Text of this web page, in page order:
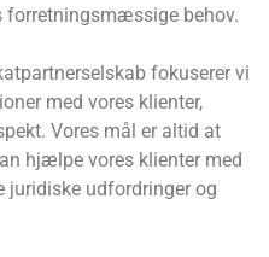
forretningsmæssige behov.
fokuserer vi
med vores klienter,
Vores mål er altid at
hjælpe vores klienter med
juridiske udfordringer og